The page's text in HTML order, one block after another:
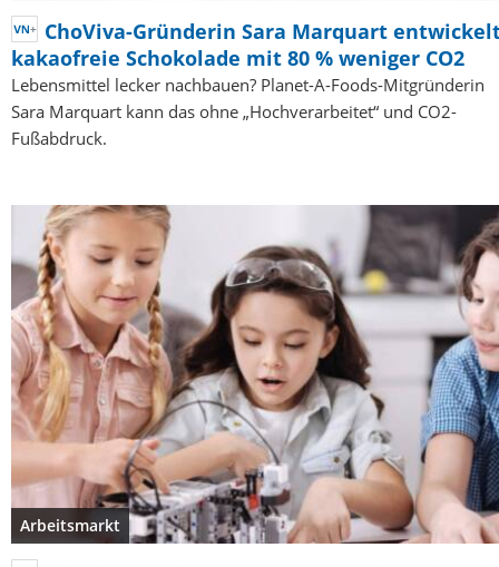
ChoViva-Gründerin Sara Marquart
kakaofreie Schokolade mit 80 % weniger CO2
Lebensmittel lecker nachbauen? Planet-A-Foods-Mitgründerin
Sara Marquart kann das ohne „Hochverarbeitet“ und CO2-
Fußabdruck.
Arbeitsmarkt